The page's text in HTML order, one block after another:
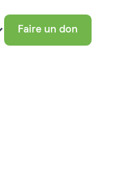
Faire un don